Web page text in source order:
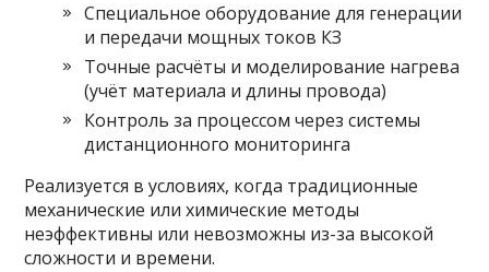
Специальное оборудование для генерации
и передачи мощных токов КЗ
Точные расчёты и моделирование нагрева
(учёт материала и длины провода)
Контроль за процессом через системы
дистанционного мониторинга
Реализуется в условиях, когда традиционные
механические или химические методы
неэффективны или невозможны из-за высокой
сложности и времени.